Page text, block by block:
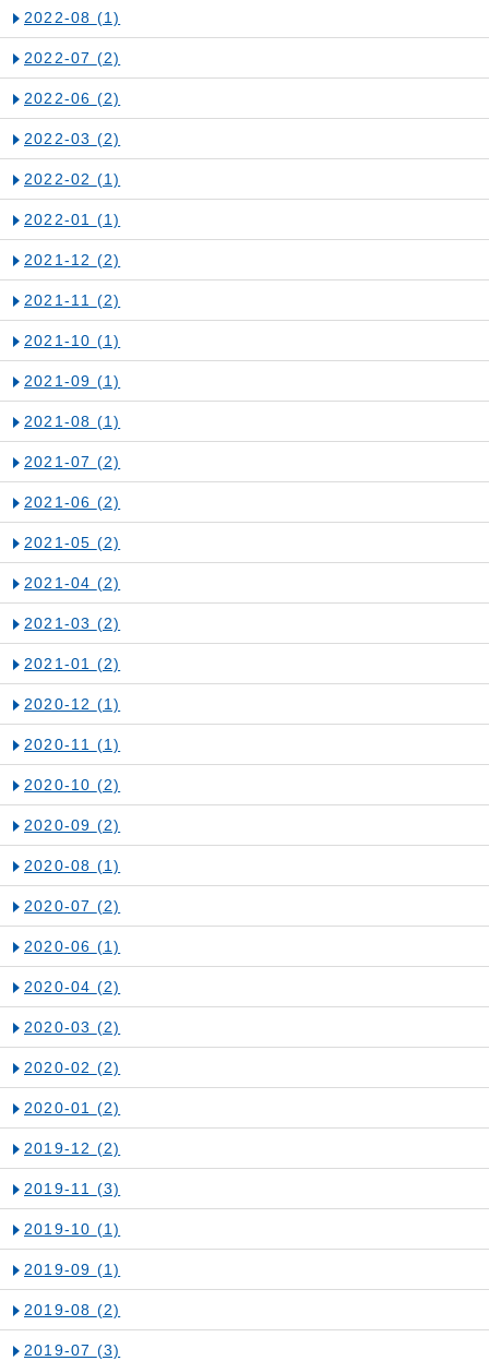
2022-08 (1)
2022-07 (2)
2022-06 (2)
2022-03 (2)
2022-02 (1)
2022-01 (1)
2021-12 (2)
2021-11 (2)
2021-10 (1)
2021-09 (1)
2021-08 (1)
2021-07 (2)
2021-06 (2)
2021-05 (2)
2021-04 (2)
2021-03 (2)
2021-01 (2)
2020-12 (1)
2020-11 (1)
2020-10 (2)
2020-09 (2)
2020-08 (1)
2020-07 (2)
2020-06 (1)
2020-04 (2)
2020-03 (2)
2020-02 (2)
2020-01 (2)
2019-12 (2)
2019-11 (3)
2019-10 (1)
2019-09 (1)
2019-08 (2)
2019-07 (3)